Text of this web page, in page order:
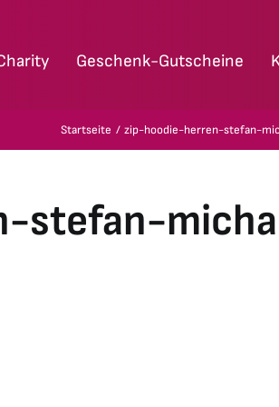
Geschenk-Gutscheine
Startseite zip-hoodie-herren-stefan-
stefan-